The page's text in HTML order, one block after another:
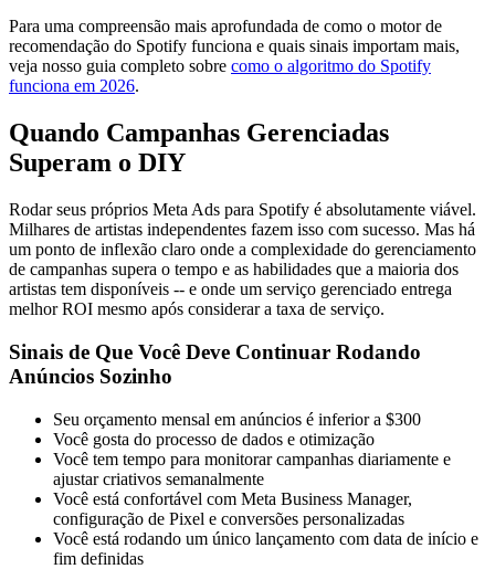
Para uma compreensão mais aprofundada de como o motor de
recomendação do Spotify funciona e quais sinais importam mais,
veja nosso guia completo sobre como o algoritmo do Spotify
funciona em 2026.
Quando Campanhas Gerenciadas
Superam o DIY
Rodar seus próprios Meta Ads para Spotify é absolutamente viável.
Milhares de artistas independentes fazem isso com sucesso. Mas há
um ponto de inflexão claro onde a complexidade do gerenciamento
de campanhas supera o tempo e as habilidades que a maioria dos
artistas tem disponíveis -- e onde um serviço gerenciado entrega
melhor ROI mesmo após considerar a taxa de serviço.
Sinais de Que Você Deve Continuar Rodando
Anúncios Sozinho
Seu orçamento mensal em anúncios é inferior a $300
Você gosta do processo de dados e otimização
Você tem tempo para monitorar campanhas diariamente e
ajustar criativos semanalmente
Você está confortável com Meta Business Manager,
configuração de Pixel e conversões personalizadas
Você está rodando um único lançamento com data de início e
fim definidas